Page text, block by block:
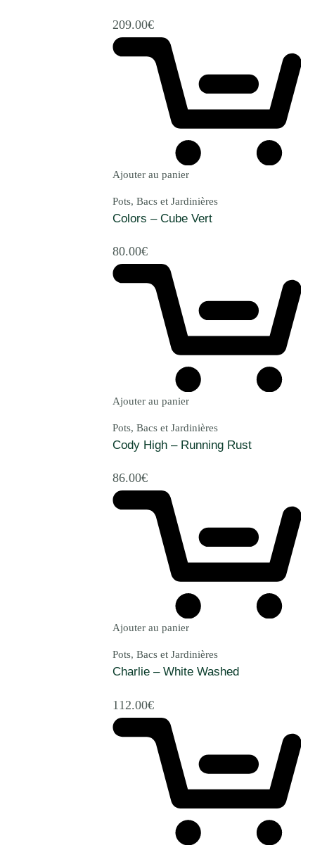
209.00€
Ajouter au panier
Pots, Bacs et Jardinières
Colors – Cube Vert
80.00€
Ajouter au panier
Pots, Bacs et Jardinières
Cody High – Running Rust
86.00€
Ajouter au panier
Pots, Bacs et Jardinières
Charlie – White Washed
112.00€